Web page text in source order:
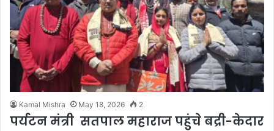
Kamal Mishra May 18, 2026 2
पर्यटन मंत्री सतपाल महाराज पहुंचे बद्री-केदार